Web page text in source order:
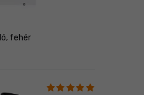
fehér